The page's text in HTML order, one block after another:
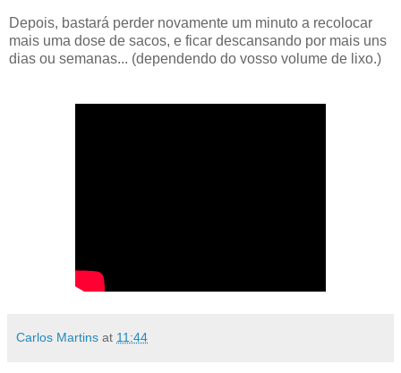
Depois, bastará perder novamente um minuto a recolocar
mais uma dose de sacos, e ficar descansando por mais uns
dias ou semanas... (dependendo do vosso volume de lixo.)
Carlos Martins at 11:44